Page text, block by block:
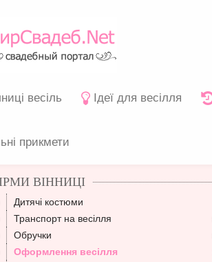
весіль Ідеї для весілля
прикмети
ВІННИЦІ
Дитячі костюми
Транспорт на весілля
Обручки
Оформлення весілля